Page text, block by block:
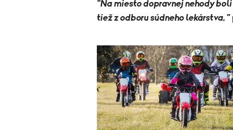
"Na miesto dopravnej nehody
tiež z odboru súdneho lekárstva, "